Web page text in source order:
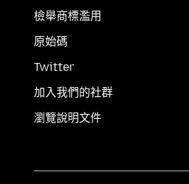
檢舉商標濫用
原始碼
Twitter
加入我們的社群
瀏覽說明文件